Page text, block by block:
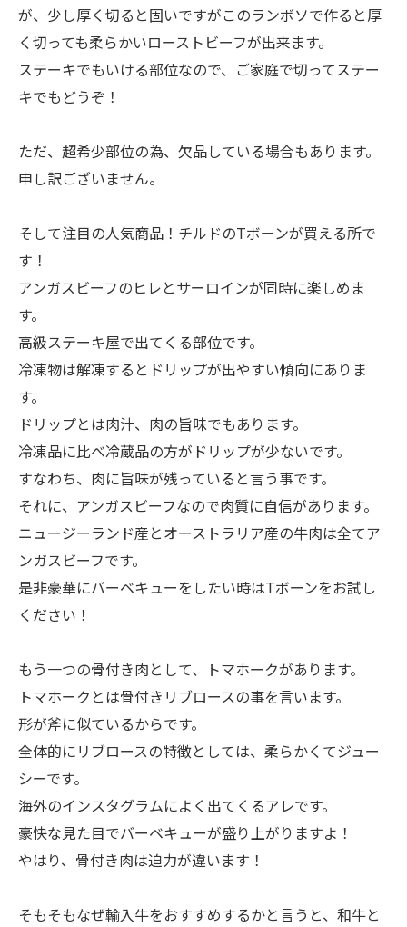
が、少し厚く切ると固いですがこのランボソで作ると厚
く切っても柔らかいローストビーフが出来ます。
ステーキでもいける部位なので、ご家庭で切ってステー
キでもどうぞ！
ただ、超希少部位の為、欠品している場合もあります。
申し訳ございません。
そして注目の人気商品！チルドのTボーンが買える所で
す！
アンガスビーフのヒレとサーロインが同時に楽しめま
す。
高級ステーキ屋で出てくる部位です。
冷凍物は解凍するとドリップが出やすい傾向にありま
す。
ドリップとは肉汁、肉の旨味でもあります。
冷凍品に比べ冷蔵品の方がドリップが少ないです。
すなわち、肉に旨味が残っていると言う事です。
それに、アンガスビーフなので肉質に自信があります。
ニュージーランド産とオーストラリア産の牛肉は全てア
ンガスビーフです。
是非豪華にバーベキューをしたい時はTボーンをお試し
ください！
もう一つの骨付き肉として、トマホークがあります。
トマホークとは骨付きリブロースの事を言います。
形が斧に似ているからです。
全体的にリブロースの特徴としては、柔らかくてジュー
シーです。
海外のインスタグラムによく出てくるアレです。
豪快な見た目でバーベキューが盛り上がりますよ！
やはり、骨付き肉は迫力が違います！
そもそもなぜ輸入牛をおすすめするかと言うと、和牛と